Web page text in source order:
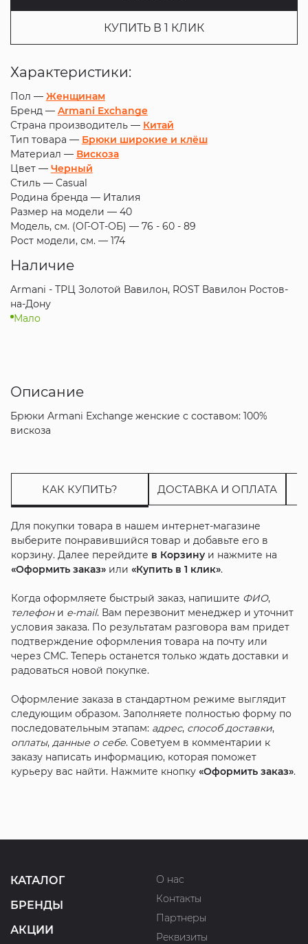
КУПИТЬ В 1 КЛИК
Характеристики:
Пол — Женщинам
Бренд — Armani Exchange
Страна производитель — Китай
Тип товара — Брюки широкие и клёш
Материал — Вискоза
Цвет — Черный
Стиль — Casual
Родина бренда — Италия
Размер на модели — 40
Модель, см. (ОГ-ОТ-ОБ) — 76 - 60 - 89
Рост модели, см. — 174
Наличие
Armani - ТРЦ Золотой Вавилон, ROST Вавилон Ростов-
на-Дону
Мало
Описание
Брюки Armani Exchange женские с составом: 100%
вискоза
КАК КУПИТЬ? ДОСТАВКА И ОПЛАТА
Для покупки товара в нашем интернет-магазине
выберите понравившийся товар и добавьте его в
корзину. Далее перейдите в Корзинуи нажмите на
«Оформить заказ»или «Купить в 1 клик».
Когда оформляете быстрый заказ, напишите ФИО,
телефони e-mail. Вам перезвонит менеджер и уточнит
условия заказа. По результатам разговора вам придет
подтверждение оформления товара на почту или
через СМС. Теперь останется только ждать доставки и
радоваться новой покупке.
Оформление заказа в стандартном режиме выглядит
следующим образом. Заполняете полностью форму по
последовательным этапам: адрес, способ доставки,
оплаты, данные о себе. Советуем в комментарии к
заказу написать информацию, которая поможет
курьеру вас найти. Нажмите кнопку «Оформить заказ».
КАТАЛОГ
БРЕНДЫ
АКЦИИ
О нас
Контакты
Партнеры
Реквизиты